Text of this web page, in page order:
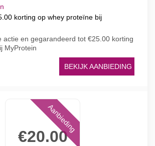
korting op whey proteïne bij
actie en gegarandeerd tot €25.00 korting
MyProtein
BEKIJK AANBIEDING
€20.00
Aanbieding